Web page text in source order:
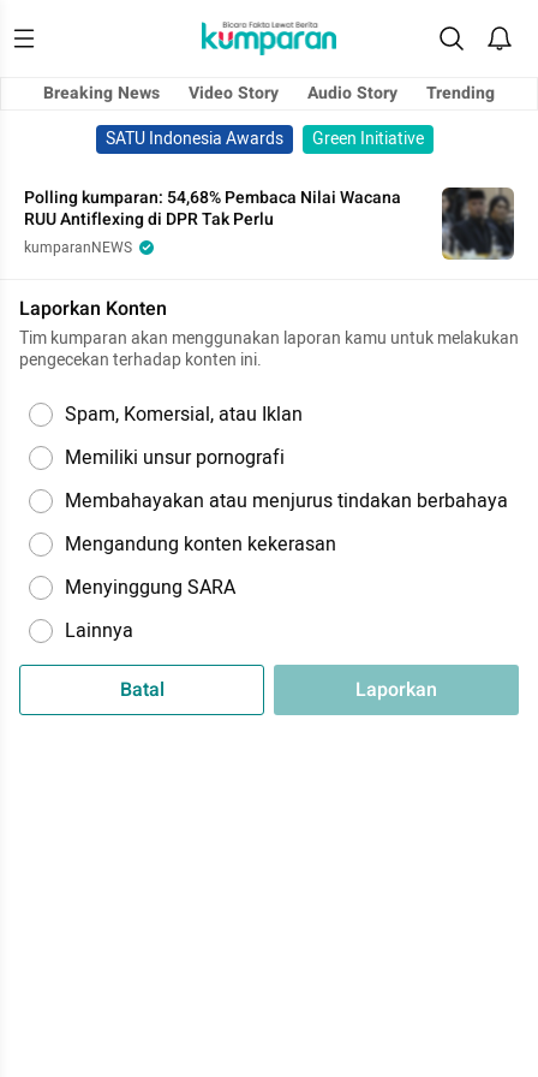
Breaking News Video Story Audio Story
Trending
SATU Indonesia Awards
Green Initiative
Polling kumparan: 54,68% Pembaca Nilai Wacana
RUU Antiflexing di DPR Tak Perlu
kumparanNEWS
Laporkan Konten
Tim kumparan akan menggunakan laporan kamu untuk melakukan
pengecekan terhadap konten ini.
Spam, Komersial, atau Iklan
Memiliki unsur pornografi
Membahayakan atau menjurus tindakan berbahaya
Mengandung konten kekerasan
Menyinggung SARA
Lainnya
Batal Laporkan